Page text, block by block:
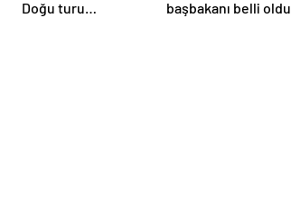
Doğu turu
başbakanı belli oldu